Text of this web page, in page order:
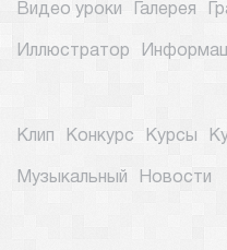
Видео уроки Галерея
Иллюстратор
Клип Конкурс Курсы
Музыкальный Новости